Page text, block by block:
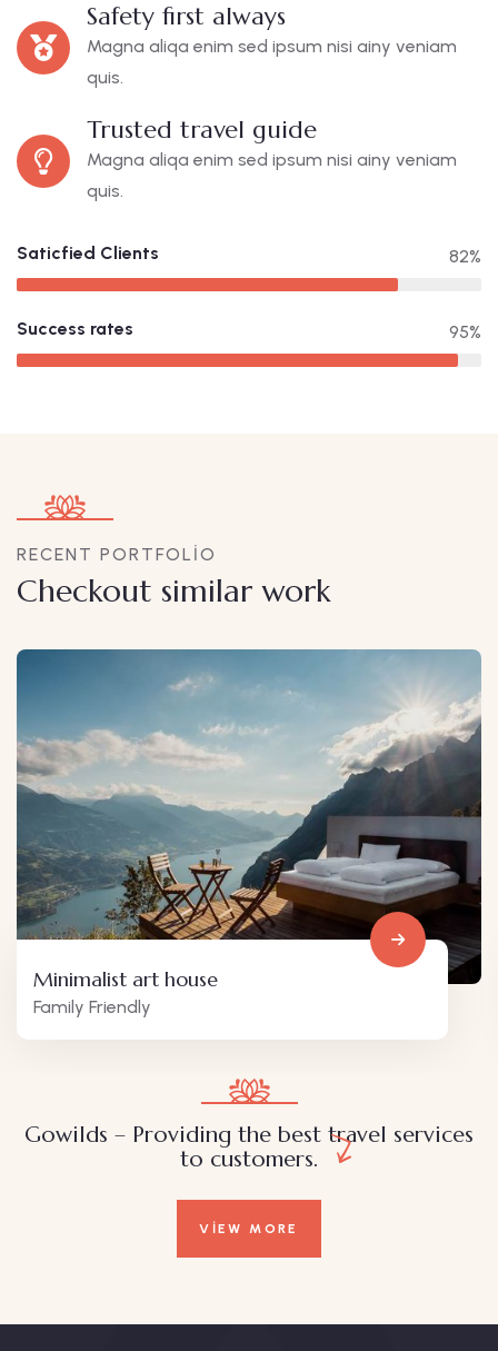
Safety first always
Magna aliqa enim sed ipsum nisi ainy veniam
quis.
Trusted travel guide
Magna aliqa enim sed ipsum nisi ainy veniam
quis.
Saticfied Clients 82%
Success rates 95%
RECENT PORTFOLIO
Checkout similar work
Minimalist art house
Family Friendly
Gowilds – Providing the best travel services
to customers.
VIEW MORE